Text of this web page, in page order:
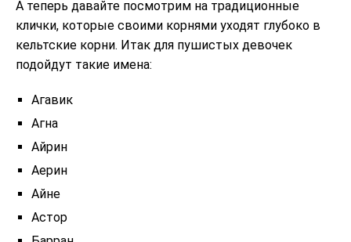
А теперь давайте посмотрим на традиционные
клички, которые своими корнями уходят глубоко в
кельтские корни. Итак для пушистых девочек
подойдут такие имена:
Агавик
Агна
Айрин
Аерин
Айне
Астор